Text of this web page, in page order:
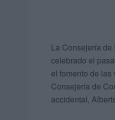
La Consejería
celebrado el
el fomento de
Consejería de
accidental,